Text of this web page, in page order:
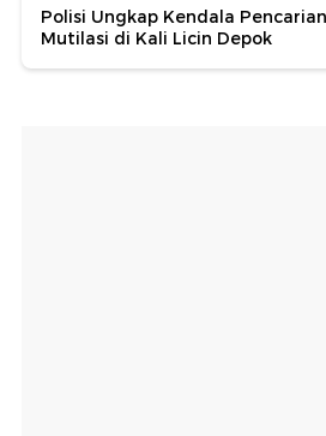
Polisi Ungkap Kendala
Mutilasi di Kali Licin Depok